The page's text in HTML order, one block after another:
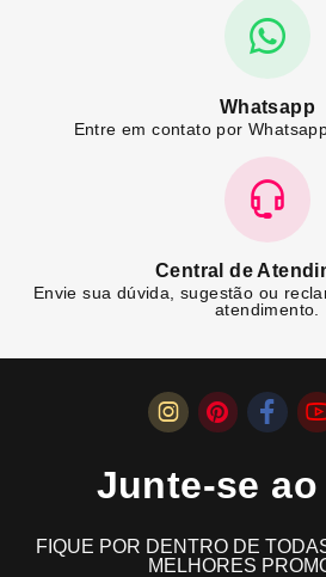
Whatsapp
Entre em contato por
Central de
Envie sua dúvida, sugestão ou
atendimento.
Junte-se
FIQUE POR DENTRO DE
MELHORES